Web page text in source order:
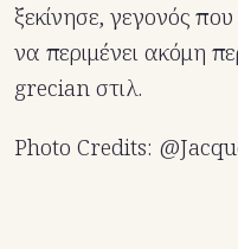
ξεκίνησε, γεγονός που
να περιμένει ακόμη
grecian στιλ.
Photo Credits: